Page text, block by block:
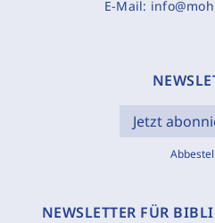
E-Mail:
Jetzt
NEWSLETTER FÜR